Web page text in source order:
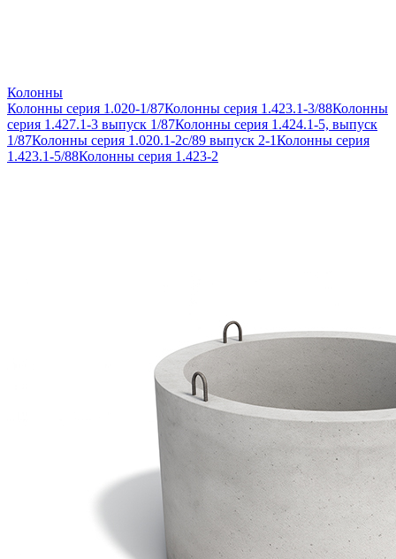
Колонны
Колонны серия 1.020-1/87Колонны серия 1.423.1-3/88Колонны
серия 1.427.1-3 выпуск 1/87Колонны серия 1.424.1-5, выпуск
1/87Колонны серия 1.020.1-2с/89 выпуск 2-1Колонны серия
1.423.1-5/88Колонны серия 1.423-2